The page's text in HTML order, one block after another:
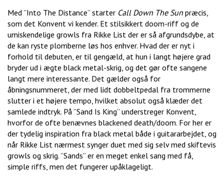
Med ”Into The Distance” starter Call Down The Sun præcis,
som det Konvent vi kender. Et stilsikkert doom-riff og de
umiskendelige growls fra Rikke List der er så afgrundsdybe, at
de kan ryste plomberne løs hos enhver. Hvad der er nyt i
forhold til debuten, er til gengæld, at hun i langt højere grad
bryder ud i ægte black metal-skrig, og det gør ofte sangene
langt mere interessante. Det gælder også for
åbningsnummeret, der med lidt dobbeltpedal fra trommerne
slutter i et højere tempo, hvilket absolut også klæder det
samlede indtryk. På ”Sand Is King” understreger Konvent,
hvorfor de ofte benævnes blackened death/doom. For her er
der tydelig inspiration fra black metal både i guitararbejdet, og
når Rikke List nærmest synger duet med sig selv med skiftevis
growls og skrig. ”Sands” er en meget enkel sang med få,
simple riffs, men det fungerer upåklageligt.